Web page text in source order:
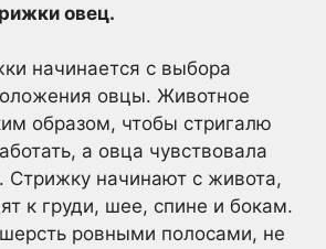
овец.
начинается с выбора
овцы. Животное
образом, чтобы стригалю
а овца чувствовала
Стрижку начинают с живота,
к груди, шее, спине и бокам.
ровными полосами, не